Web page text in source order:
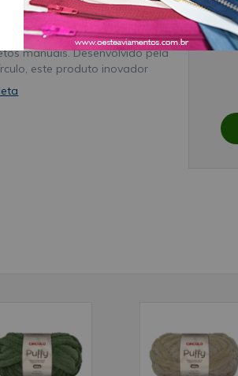
e Tricô de Dedo Com 28
perfeita para quem busca
e um toque extremamente
manuais. Desenvolvido pela
este produto inovador
do artesanato brasileiro ao
incríveis sem a
do Fio Puffy Para
Com 28 Metros Círculo
facilita o encaixe manual